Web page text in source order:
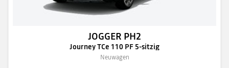
JOGGER PH2
Journey TCe 110 PF 5-sitzig
Neuwagen